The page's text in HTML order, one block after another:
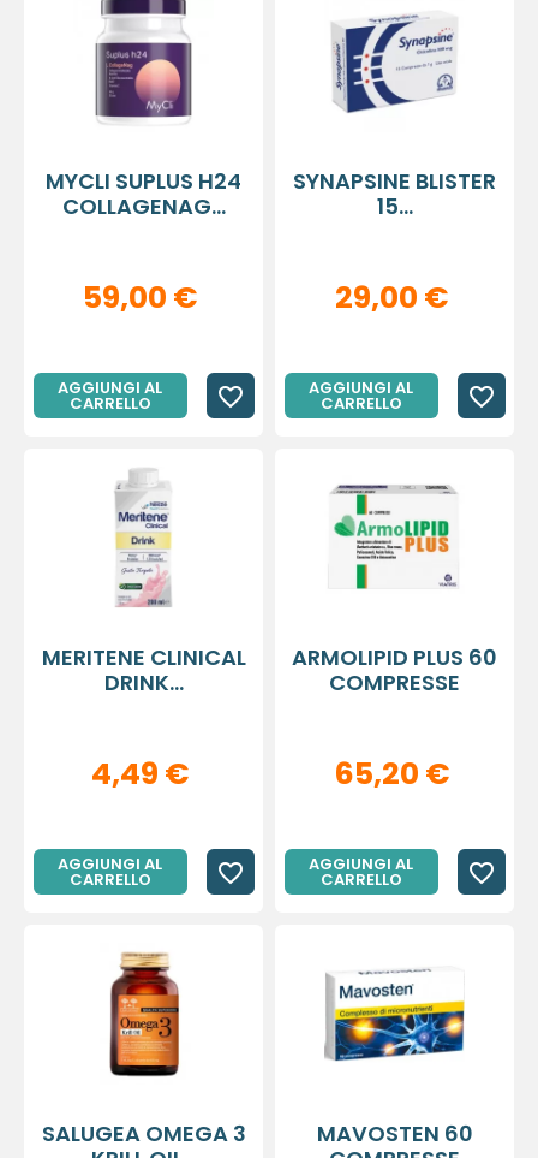
MYCLI SUPLUS H24
COLLAGENAG...
59,00 €
AGGIUNGI AL
CARRELLO favorite_border
SYNAPSINE BLISTER
15...
29,00 €
AGGIUNGI AL
CARRELLO favorite_border
MERITENE CLINICAL
DRINK...
4,49 €
AGGIUNGI AL
CARRELLO favorite_border
ARMOLIPID PLUS 60
COMPRESSE
65,20 €
AGGIUNGI AL
CARRELLO favorite_border
SALUGEA OMEGA 3
MAVOSTEN 60